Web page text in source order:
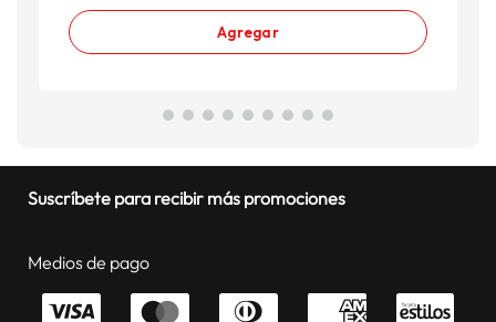
Agregar
Suscríbete para recibir más promociones
Medios de pago